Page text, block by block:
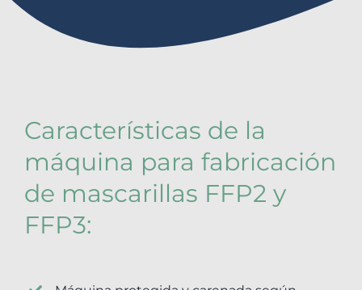
Características de la
máquina para fabricación
de mascarillas FFP2 y
FFP3: